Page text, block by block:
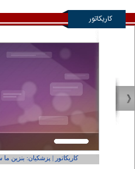
کاریکاتور
کاریکاتور | پزشکیان: بنزین